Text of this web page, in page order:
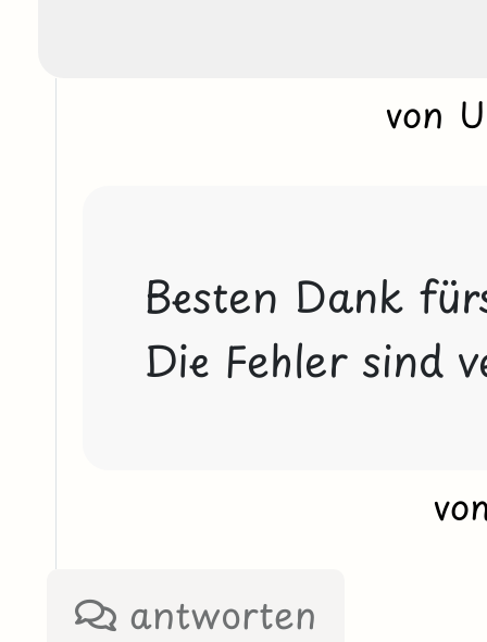
von
Besten Dank
Die Fehler sind
antworten